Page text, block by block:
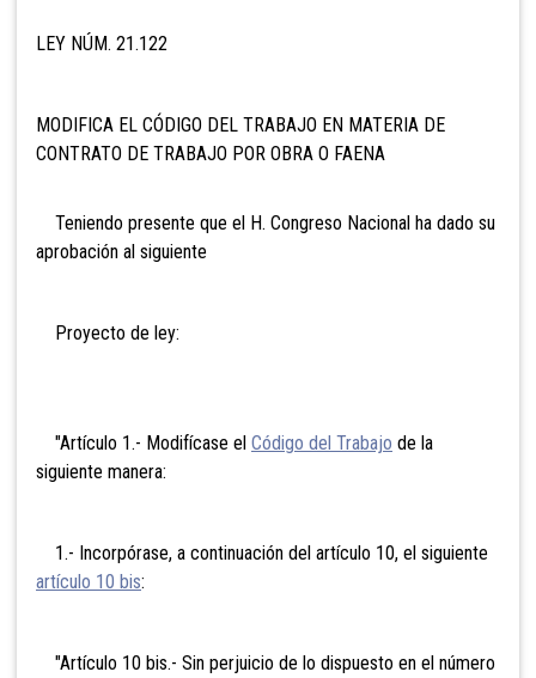
LEY NÚM. 21.122
MODIFICA EL CÓDIGO DEL TRABAJO EN MATERIA DE
CONTRATO DE TRABAJO POR OBRA O FAENA
Teniendo presente que el H. Congreso Nacional ha dado su
aprobación al siguiente
Proyecto de ley:
"Artículo 1.- Modifícase el Código del Trabajo de la
siguiente manera:
1.- Incorpórase, a continuación del artículo 10, el siguiente
artículo 10 bis:
"Artículo 10 bis.- Sin perjuicio de lo dispuesto en el número